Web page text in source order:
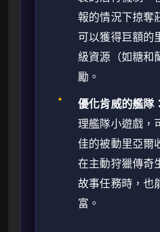
報的情況下掠奪
可以獲得巨額的
級資源（如糖和
勵。
✦ 優化肯威的艦隊
理艦隊小遊戲，
佳的被動里亞爾
在主動狩獵傳奇
故事任務時，也
富。